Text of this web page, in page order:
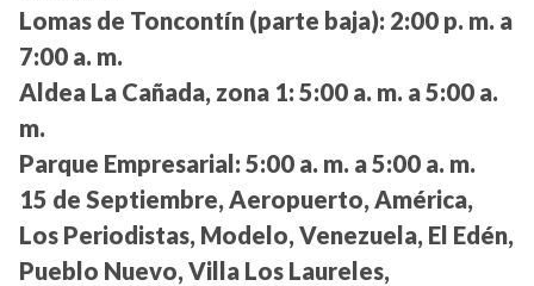
Lomas de Toncontín (parte baja): 2:00 p. m. a
7:00 a. m.
Aldea La Cañada, zona 1: 5:00 a. m. a 5:00 a.
m.
Parque Empresarial: 5:00 a. m. a 5:00 a. m.
15 de Septiembre, Aeropuerto, América,
Los Periodistas, Modelo, Venezuela, El Edén,
Pueblo Nuevo, Villa Los Laureles,